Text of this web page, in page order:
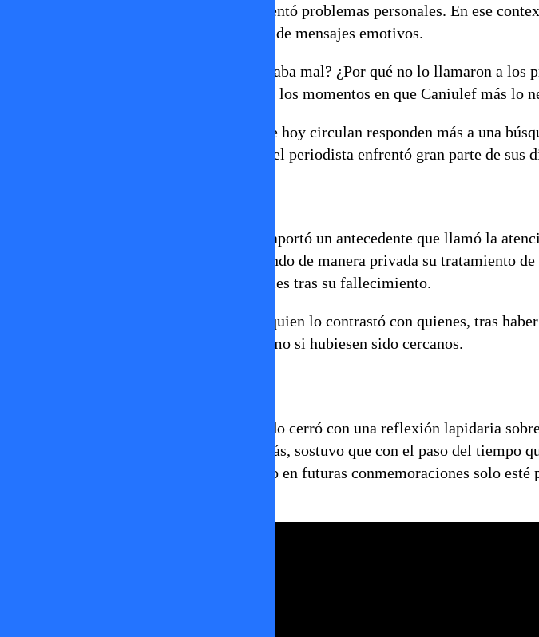
hizo pública su orientación sexual y enfrentó problemas personales. En ese
hoy destacan su legado y llenan las redes de mensajes emotivos.
“¿Por qué no le dieron trabajo cuando estaba mal? ¿Por qué no lo llamaron a los
apuntando a la falta de apoyo concreto en los momentos en que Caniulef más lo
A su juicio, muchos de los homenajes que hoy circulan responden más a una
que a un cariño genuino, recordando que el periodista enfrentó gran parte de
En medio del debate, Raquel Argandoña aportó un antecedente que llamó la
habría ayudado a Andrés Caniulef costeando de manera privada su tratamiento
publicado ningún mensaje en redes sociales tras su fallecimiento.
Este gesto fue valorado por Maldonado, quien lo contrastó con quienes, tras
pasado, hoy exhiben fotos y mensajes como si hubiesen sido cercanos.
Fiel a su estilo frontal, Patricia Maldonado cerró con una reflexión lapidaria
calificó como “desleal y traidora”. Además, sostuvo que con el paso del tiempo
realmente los amigos de Caniulef, cuando en futuras conmemoraciones solo